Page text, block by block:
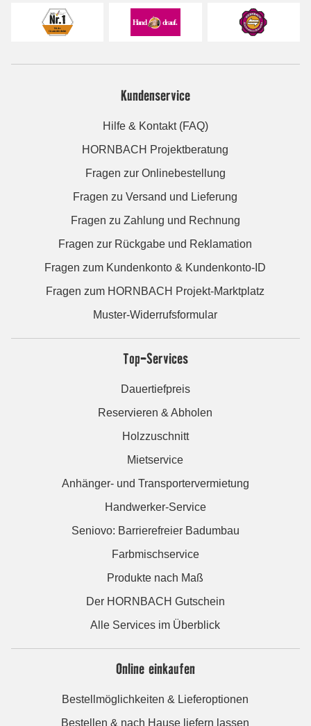
Kundenservice
Hilfe & Kontakt (FAQ)
HORNBACH Projektberatung
Fragen zur Onlinebestellung
Fragen zu Versand und Lieferung
Fragen zu Zahlung und Rechnung
Fragen zur Rückgabe und Reklamation
Fragen zum Kundenkonto & Kundenkonto-ID
Fragen zum HORNBACH Projekt-Marktplatz
Muster-Widerrufsformular
Top-Services
Dauertiefpreis
Reservieren & Abholen
Holzzuschnitt
Mietservice
Anhänger- und Transportervermietung
Handwerker-Service
Seniovo: Barrierefreier Badumbau
Farbmischservice
Produkte nach Maß
Der HORNBACH Gutschein
Alle Services im Überblick
Online einkaufen
Bestellmöglichkeiten & Lieferoptionen
Bestellen & nach Hause liefern lassen